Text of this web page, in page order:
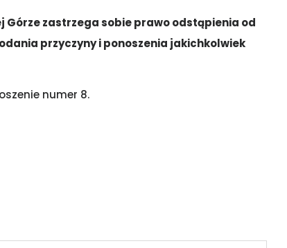
Górze zastrzega sobie prawo odstąpienia od
przyczyny i ponoszenia jakichkolwiek
numer 8.